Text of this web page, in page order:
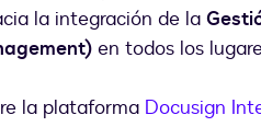
la integración de la
en todos los
la plataforma Docusign